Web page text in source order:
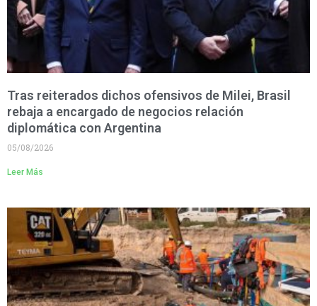
Tras reiterados dichos ofensivos de Milei, Brasil
rebaja a encargado de negocios relación
diplomática con Argentina
05/08/2026
Leer Más